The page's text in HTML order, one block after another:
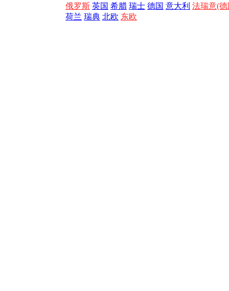
俄罗斯 英国 希腊 瑞士 德国 意大利 法瑞意(德
荷兰 瑞典 北欧 东欧